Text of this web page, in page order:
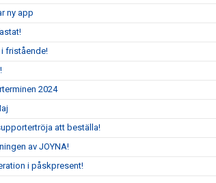
ny app
fristående!
2024
att beställa!
av JOYNA!
i påskpresent!